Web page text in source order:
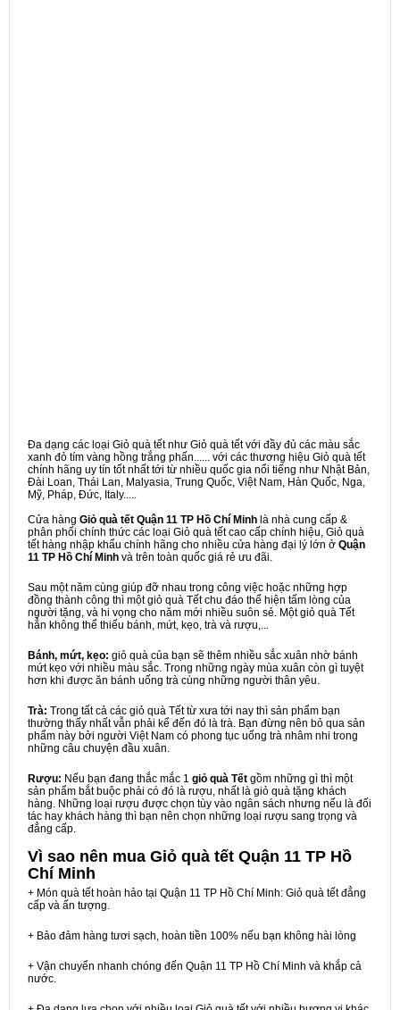
Đa dạng các loại Giỏ quà tết như Giỏ quà tết với đầy đủ các màu sắc
xanh đỏ tím vàng hồng trắng phấn...... với các thương hiệu Giỏ quà tết
chính hãng uy tín tốt nhất tới từ nhiều quốc gia nổi tiếng như Nhật Bản,
Đài Loan, Thái Lan, Malyasia, Trung Quốc, Việt Nam, Hàn Quốc, Nga,
Mỹ, Pháp, Đức, Italy.....
Cửa hàng Giỏ quà tết Quận 11 TP Hồ Chí Minh là nhà cung cấp &
phân phối chính thức các loại Giỏ quà tết cao cấp chính hiệu, Giỏ quà
tết hàng nhập khẩu chính hãng cho nhiều cửa hàng đại lý lớn ở Quận
11 TP Hồ Chí Minh và trên toàn quốc giá rẻ ưu đãi.
Sau một năm cùng giúp đỡ nhau trong công việc hoặc những hợp
đồng thành công thì một giỏ quà Tết chu đáo thể hiện tấm lòng của
người tặng, và hi vọng cho năm mới nhiều suôn sẻ. Một giỏ quà Tết
hẳn không thể thiếu bánh, mứt, kẹo, trà và rượu,...
Bánh, mứt, kẹo: giỏ quà của bạn sẽ thêm nhiều sắc xuân nhờ bánh
mứt kẹo với nhiều màu sắc. Trong những ngày mùa xuân còn gì tuyệt
hơn khi được ăn bánh uống trà cùng những người thân yêu.
Trà: Trong tất cả các giỏ quà Tết từ xưa tới nay thì sản phẩm bạn
thường thấy nhất vẫn phải kể đến đó là trà. Bạn đừng nên bỏ qua sản
phẩm này bởi người Việt Nam có phong tục uống trà nhâm nhi trong
những câu chuyện đầu xuân.
Rượu: Nếu bạn đang thắc mắc 1 giỏ quà Tết gồm những gì thì một
sản phẩm bắt buộc phải có đó là rượu, nhất là giỏ quà tặng khách
hàng. Những loại rượu được chọn tùy vào ngân sách nhưng nếu là đối
tác hay khách hàng thì bạn nên chọn những loại rượu sang trọng và
đẳng cấp.
Vì sao nên mua Giỏ quà tết Quận 11 TP Hồ
Chí Minh
+ Món quà tết hoàn hảo tại Quận 11 TP Hồ Chí Minh: Giỏ quà tết đẳng
cấp và ấn tượng.
+ Bảo đảm hàng tươi sạch, hoàn tiền 100% nếu bạn không hài lòng
+ Vận chuyển nhanh chóng đến Quận 11 TP Hồ Chí Minh và khắp cả
nước.